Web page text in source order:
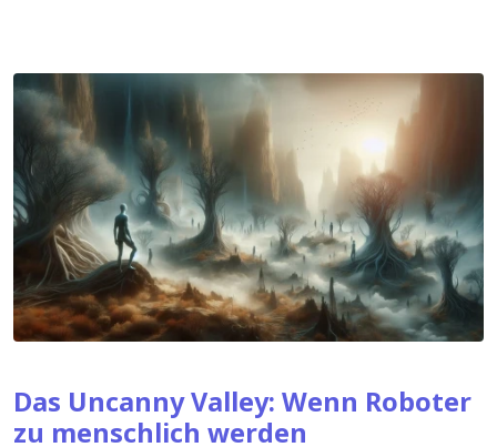
Das Uncanny Valley: Wenn Roboter
zu menschlich werden